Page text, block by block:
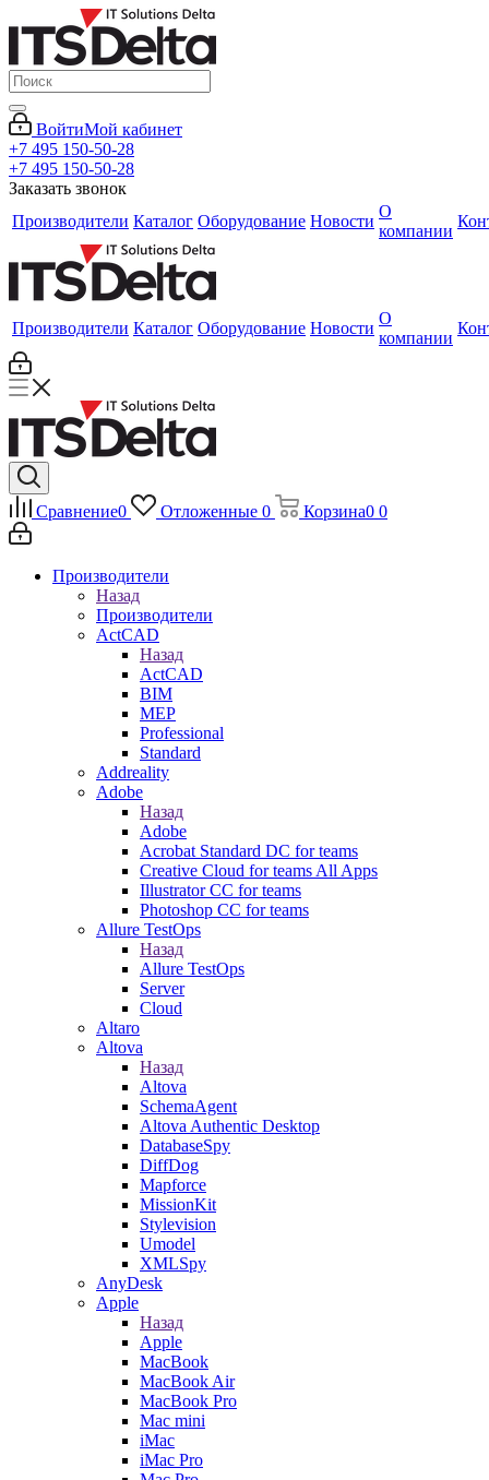
ВойтиМой кабинет
+7 495 150-50-28
+7 495 150-50-28
Заказать звонок
Производители Каталог Оборудование Новости
О
компании
Производители Каталог Оборудование Новости
О
компании
Сравнение0 Отложенные 0 Корзина0 0
Производители
Назад
Производители
ActCAD
Назад
ActCAD
BIM
MEP
Professional
Standard
Addreality
Adobe
Назад
Adobe
Acrobat Standard DC for teams
Creative Cloud for teams All Apps
Illustrator CC for teams
Photoshop CC for teams
Allure TestOps
Назад
Allure TestOps
Server
Cloud
Altaro
Altova
Назад
Altova
SchemaAgent
Altova Authentic Desktop
DatabaseSpy
DiffDog
Mapforce
MissionKit
Stylevision
Umodel
XMLSpy
AnyDesk
Apple
Назад
Apple
MacBook
MacBook Air
MacBook Pro
Mac mini
iMac
iMac Pro